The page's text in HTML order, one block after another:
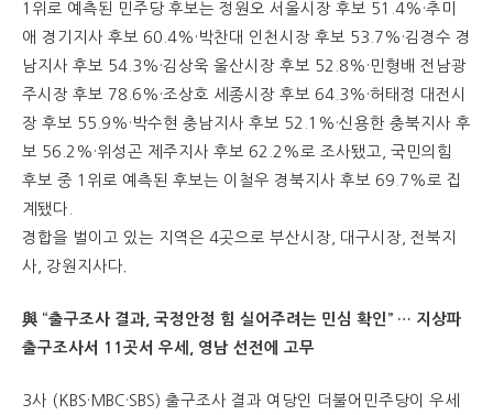
1위로 예측된 민주당 후보는 정원오 서울시장 후보 51.4%·추미
애 경기지사 후보 60.4%·박찬대 인천시장 후보 53.7%·김경수 경
남지사 후보 54.3%·김상욱 울산시장 후보 52.8%·민형배 전남광
주시장 후보 78.6%·조상호 세종시장 후보 64.3%·허태정 대전시
장 후보 55.9%·박수현 충남지사 후보 52.1%·신용한 충북지사 후
보 56.2%·위성곤 제주지사 후보 62.2%로 조사됐고, 국민의힘
후보 중 1위로 예측된 후보는 이철우 경북지사 후보 69.7%로 집
계됐다.
경합을 벌이고 있는 지역은 4곳으로 부산시장, 대구시장, 전북지
사, 강원지사다．
與 “출구조사 결과, 국정안정 힘 실어주려는 민심 확인” … 지상파
출구조사서 11곳서 우세, 영남 선전에 고무
3사 (KBS·MBC·SBS) 출구조사 결과 여당인 더불어민주당이 우세